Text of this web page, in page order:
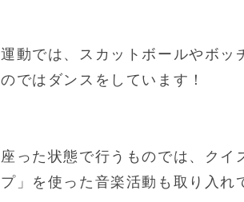
運動では、スカットボールやボッ
のではダンスをしています！
座った状態で行うものでは、クイ
プ」を使った音楽活動も取り入